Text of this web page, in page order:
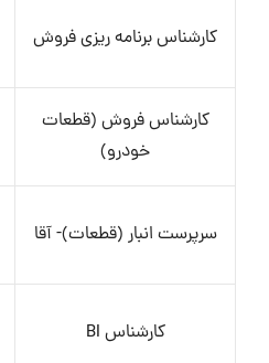
کارشناس برنامه ریزی فروش
کارشناس فروش (قطعات
خودرو)
سرپرست انبار (قطعات)- آقا
کارشناس BI